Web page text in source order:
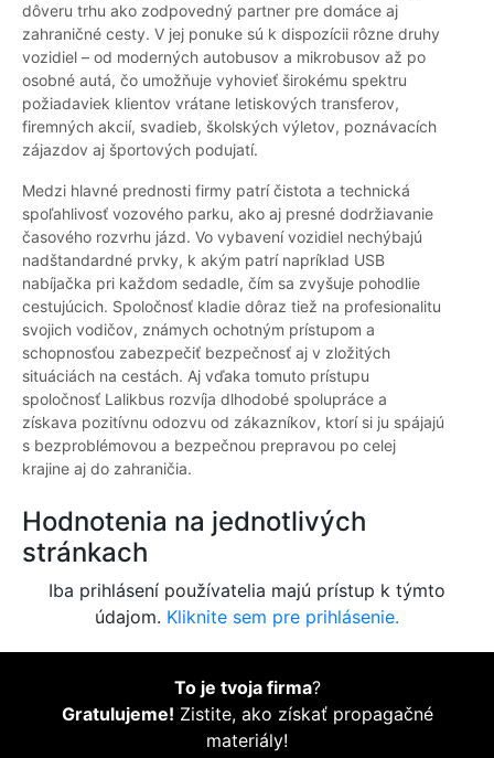
dôveru trhu ako zodpovedný partner pre domáce aj
zahraničné cesty. V jej ponuke sú k dispozícii rôzne druhy
vozidiel – od moderných autobusov a mikrobusov až po
osobné autá, čo umožňuje vyhovieť širokému spektru
požiadaviek klientov vrátane letiskových transferov,
firemných akcií, svadieb, školských výletov, poznávacích
zájazdov aj športových podujatí.
Medzi hlavné prednosti firmy patrí čistota a technická
spoľahlivosť vozového parku, ako aj presné dodržiavanie
časového rozvrhu jázd. Vo vybavení vozidiel nechýbajú
nadštandardné prvky, k akým patrí napríklad USB
nabíjačka pri každom sedadle, čím sa zvyšuje pohodlie
cestujúcich. Spoločnosť kladie dôraz tiež na profesionalitu
svojich vodičov, známych ochotným prístupom a
schopnosťou zabezpečiť bezpečnosť aj v zložitých
situáciách na cestách. Aj vďaka tomuto prístupu
spoločnosť Lalikbus rozvíja dlhodobé spolupráce a
získava pozitívnu odozvu od zákazníkov, ktorí si ju spájajú
s bezproblémovou a bezpečnou prepravou po celej
krajine aj do zahraničia.
Hodnotenia na jednotlivých
stránkach
Iba prihlásení používatelia majú prístup k týmto
údajom. Kliknite sem pre prihlásenie.
To je tvoja firma?
Gratulujeme! Zistite, ako získať propagačné
materiály!